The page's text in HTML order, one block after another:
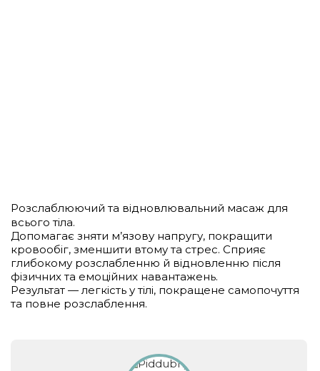
Розслаблюючий та відновлювальний масаж для
всього тіла.
Допомагає зняти м’язову напругу, покращити
кровообіг, зменшити втому та стрес. Сприяє
глибокому розслабленню й відновленню після
фізичних та емоційних навантажень.
Результат — легкість у тілі, покращене самопочуття
та повне розслаблення.